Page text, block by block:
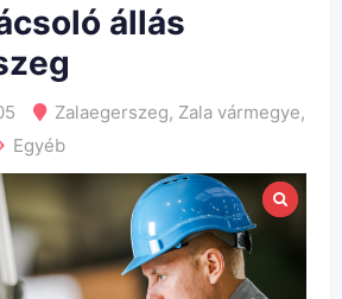
állás
Zalaegerszeg, Zala vármegye,
Egyéb